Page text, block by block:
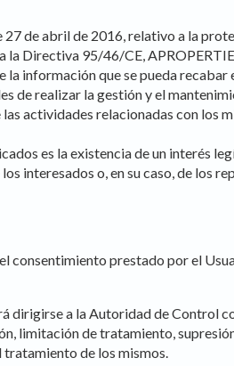
de abril de 2016, relativo a la
Directiva 95/46/CE,
información que se pueda
de realizar la gestión y el
actividades relacionadas con los
es la existencia de un interés
interesados o, en su caso, de los
consentimiento prestado por el
dirigirse a la Autoridad de Control
limitación de tratamiento,
de los mismos.